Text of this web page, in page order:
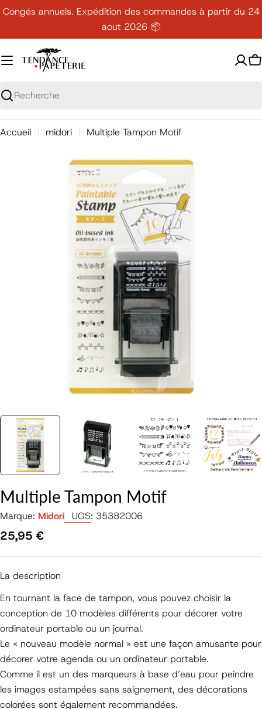
Passer
contenu
Congés annuels. Expédition des commandes à partir du 24
aout 2026 📦
Recherche
Accueil midori Multiple Tampon Motif
le média 0 en mode modal
Multiple Tampon Motif
Marque: Midori UGS: 35382006
Prix
25,95 €
La description
En tournant la face de tampon, vous pouvez choisir la
conception de 10 modèles différents pour décorer votre
ordinateur portable ou un journal.
Le « nouveau modèle normal » est une façon amusante pour
décorer votre agenda ou un ordinateur portable.
Comme il est un des marqueurs à base d’eau pour peindre
les images estampées sans saignement, des décorations
colorées sont également recommandées.